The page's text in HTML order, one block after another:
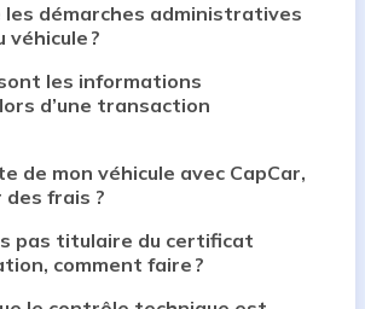
les démarches administratives
véhicule ?
les informations
d’une transaction
de mon véhicule avec CapCar,
frais ?
pas titulaire du certificat
comment faire ?